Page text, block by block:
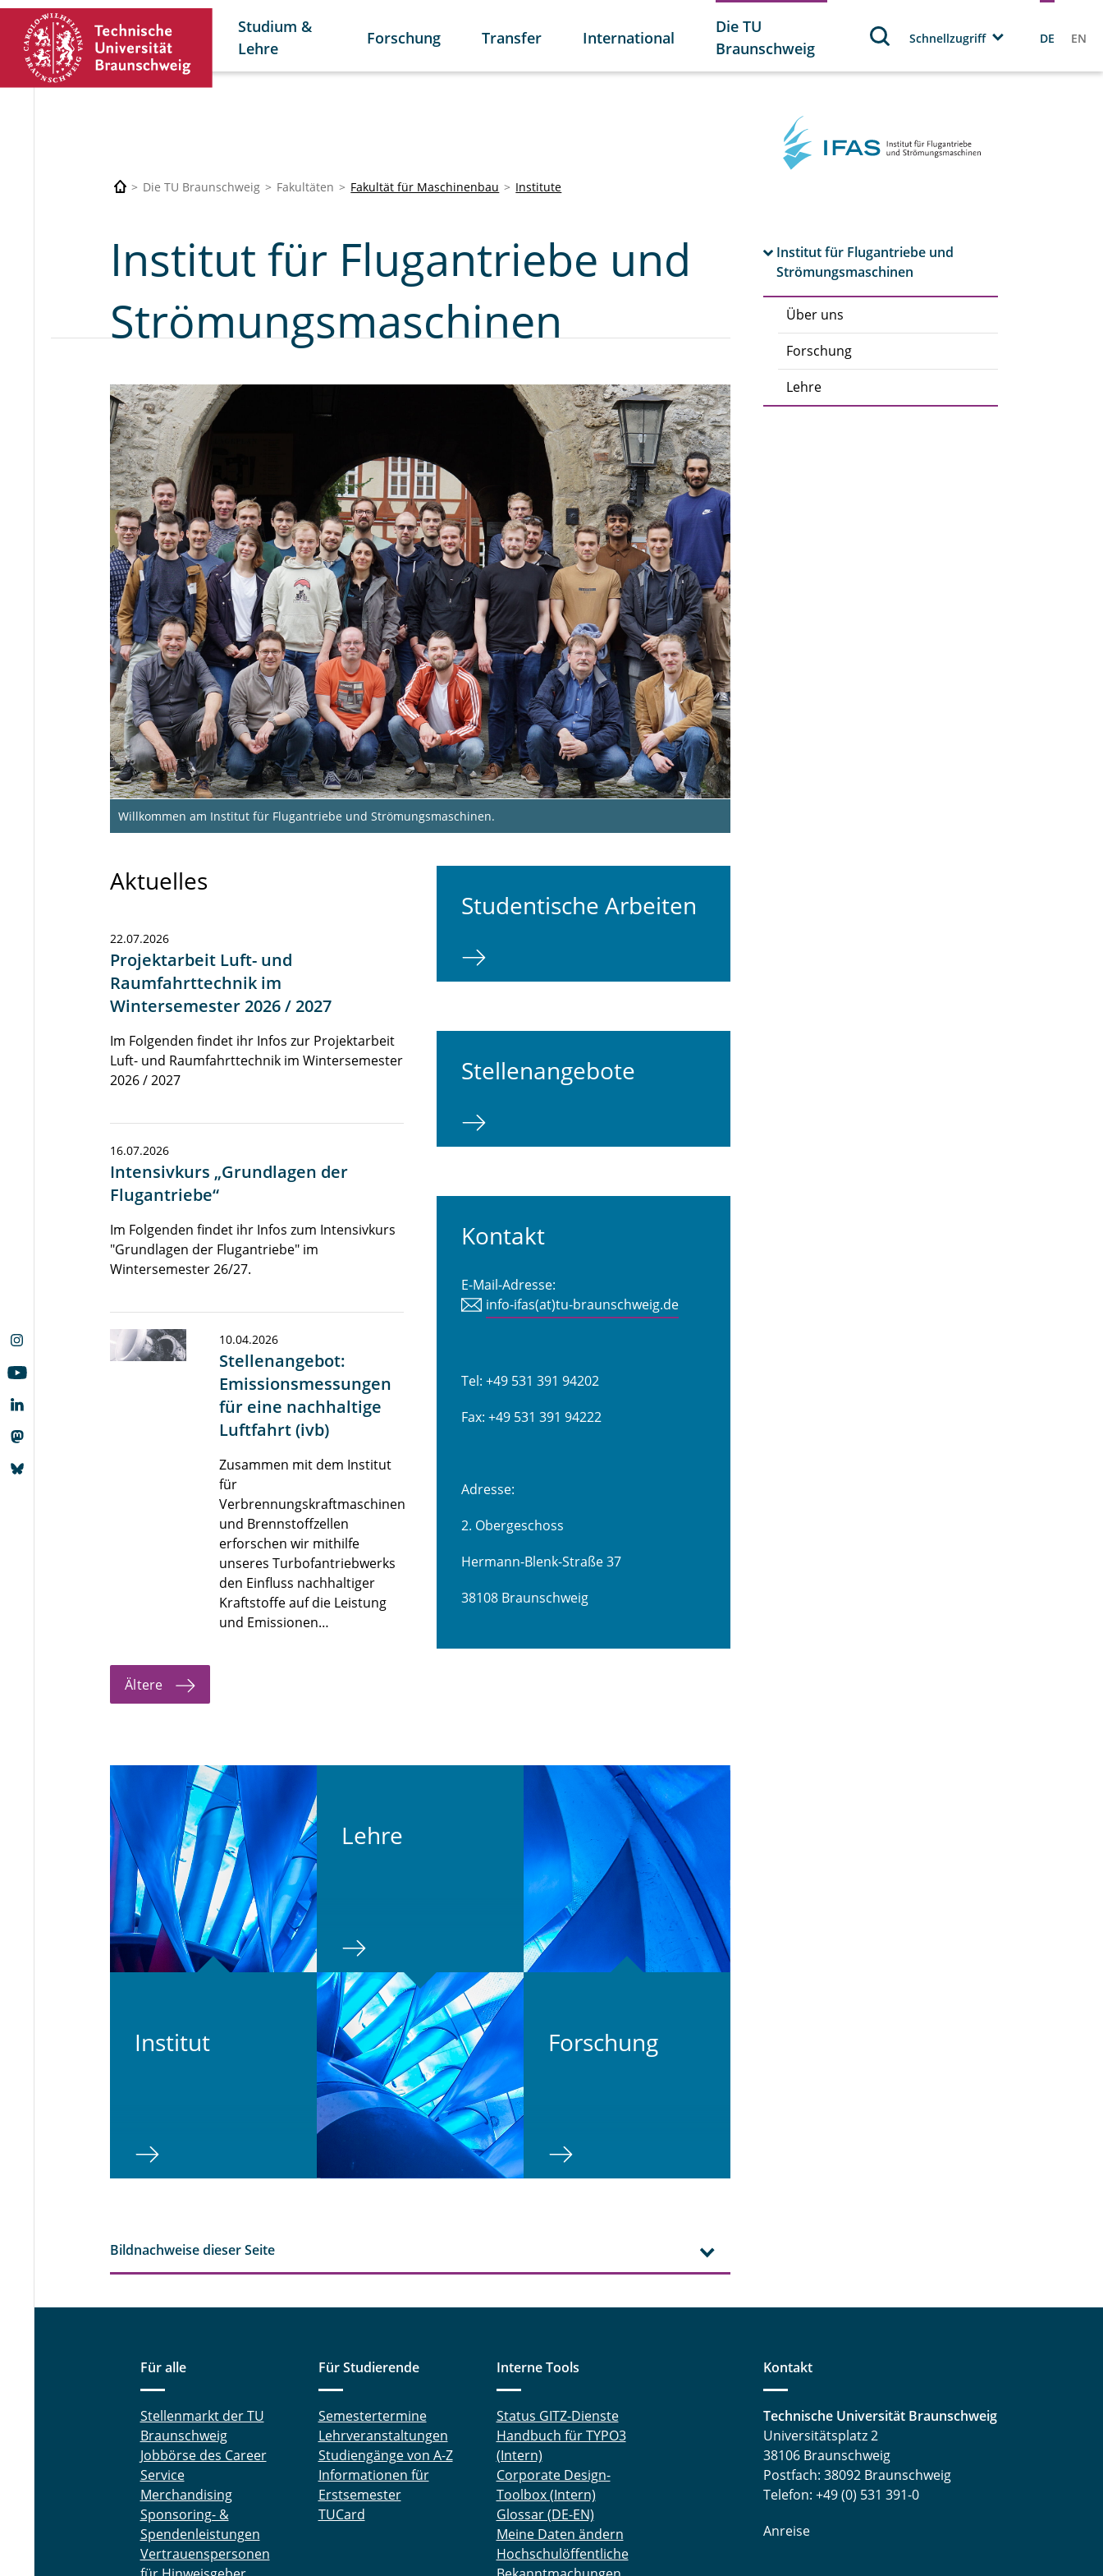
Studium &
Lehre
Forschung Transfer International
Die TU
Braunschweig
Schnellzugriff DE EN
Die TU Braunschweig Fakultäten Fakultät für Maschinenbau Institute
Institut für Flugantriebe und
Strömungsmaschinen
Über uns
Forschung
Lehre
Institut für Flugantriebe und
Strömungsmaschinen
Willkommen am Institut für Flugantriebe und Strömungsmaschinen.
Aktuelles
22.07.2026
Projektarbeit Luft- und
Raumfahrttechnik im
Wintersemester 2026 / 2027
Im Folgenden findet ihr Infos zur Projektarbeit
Luft- und Raumfahrttechnik im Wintersemester
2026 / 2027
16.07.2026
Intensivkurs „Grundlagen der
Flugantriebe“
Im Folgenden findet ihr Infos zum Intensivkurs
"Grundlagen der Flugantriebe" im
Wintersemester 26/27.
10.04.2026
Stellenangebot:
Emissionsmessungen
für eine nachhaltige
Luftfahrt (ivb)
Zusammen mit dem Institut
für
Verbrennungskraftmaschinen
und Brennstoffzellen
erforschen wir mithilfe
unseres Turbofantriebwerks
den Einfluss nachhaltiger
Kraftstoffe auf die Leistung
und Emissionen…
Ältere
Studentische Arbeiten
Stellenangebote
Kontakt
E-Mail-Adresse:
info-ifas(at)tu-braunschweig.de
Tel: +49 531 391 94202
Fax: +49 531 391 94222
Adresse:
2. Obergeschoss
Hermann-Blenk-Straße 37
38108 Braunschweig
In­sti­tut
Lehre
For­schung
Bildnachweise dieser Seite
Für alle
Stellenmarkt der TU
Braunschweig
Jobbörse des Career
Service
Merchandising
Sponsoring- &
Spendenleistungen
Vertrauenspersonen
Für Studierende
Semestertermine
Lehrveranstaltungen
Studiengänge von A-Z
Informationen für
Erstsemester
TUCard
Interne Tools
Status GITZ-Dienste
Handbuch für TYPO3
(Intern)
Corporate Design-
Toolbox (Intern)
Glossar (DE-EN)
Meine Daten ändern
Hochschulöffentliche
Kontakt
Technische Universität Braunschweig
Universitätsplatz 2
38106 Braunschweig
Postfach: 38092 Braunschweig
Telefon: +49 (0) 531 391-0
Anreise